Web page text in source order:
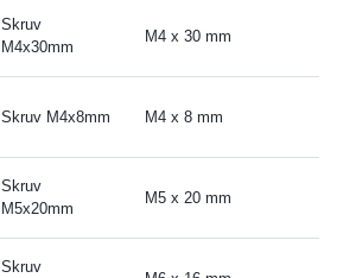
Skruv
M4x30mm
M4 x 30 mm
Skruv M4x8mm M4 x 8 mm
Skruv
M5x20mm
M5 x 20 mm
Skruv